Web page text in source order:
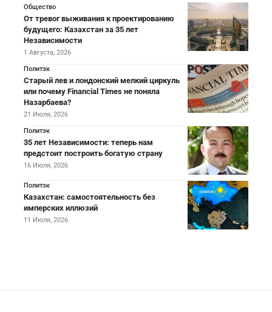
Общество
От тревог выживания к проектированию
будущего: Казахстан за 35 лет
Независимости
1 Августа, 2026
Политэк
Старый лев и лондонский мелкий циркуль
или почему Financial Times не поняла
Назарбаева?
21 Июля, 2026
Политэк
35 лет Независимости: теперь нам
предстоит построить богатую страну
16 Июля, 2026
Политэк
Казахстан: самостоятельность без
имперских иллюзий
11 Июля, 2026